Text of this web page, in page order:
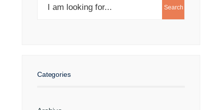
Search
Categories